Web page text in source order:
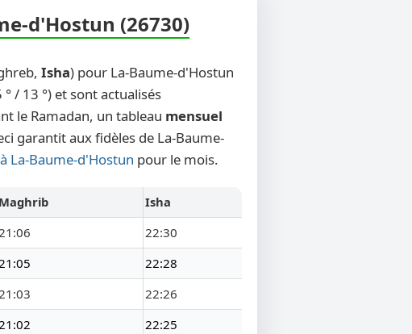
d'Hostun (26730)
Isha) pour La-Baume-d'Hostun
/ 13 °) et sont actualisés
le Ramadan, un tableau mensuel
garantit aux fidèles de La-Baume-
La-Baume-d'Hostun pour le mois.
Maghrib
Isha
22:30
22:28
22:26
22:25